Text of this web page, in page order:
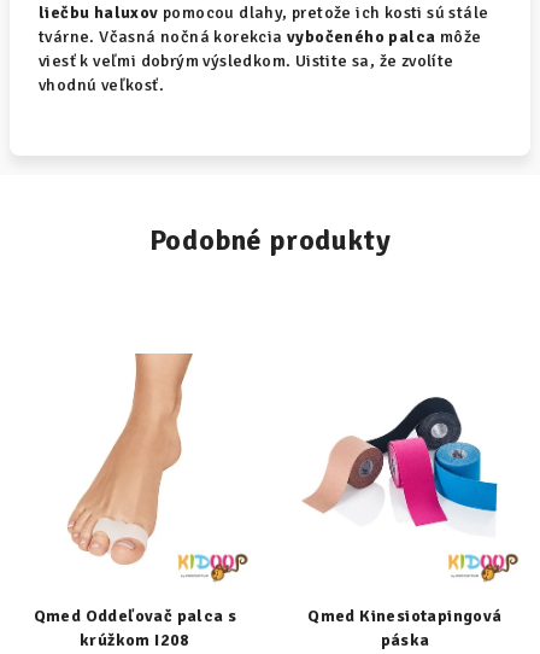
liečbu haluxov pomocou dlahy, pretože ich kosti sú stále
tvárne. Včasná nočná korekcia vybočeného palca môže
viesť k veľmi dobrým výsledkom. Uistite sa, že zvolíte
vhodnú veľkosť.
Podobné produkty
Qmed Oddeľovač palca s
krúžkom I208
Qmed Kinesiotapingová
páska